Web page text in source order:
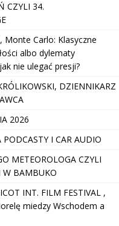
CZYLI 34.
Monte Carlo: Klasyczne
albo dylematy
nie ulegać presji?
DZIENNIKARZ
2026
I CAR AUDIO
METEOROLOGA CZYLI
W BAMBUKO
INT. FILM FESTIVAL ,
miedzy Wschodem a